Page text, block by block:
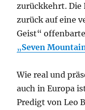
zurückkehrt. Die
zurück auf eine
Geist“
„Seven
Wie real und
auch in Europa
Predigt von Leo